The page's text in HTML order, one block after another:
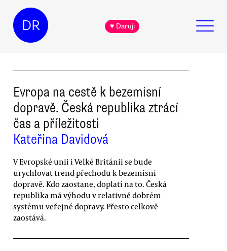
DR ♥ Daruji
Evropa na cestě k bezemisní
dopravě. Česká republika ztrácí
čas a příležitosti
Kateřina Davidová
V Evropské unii i Velké Británii se bude
urychlovat trend přechodu k bezemisní
dopravě. Kdo zaostane, doplatí na to. Česká
republika má výhodu v relativně dobrém
systému veřejné dopravy. Přesto celkově
zaostává.